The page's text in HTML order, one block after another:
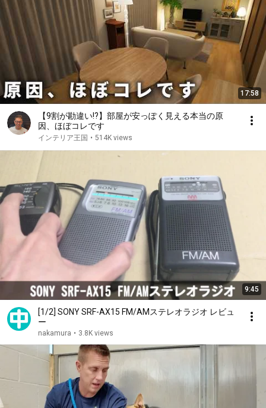
17:58
【9割が勘違い!?】部屋が安っぽく見える本当の原
因、ほぼコレです
インテリア王国 • 514K views
9:45
[1/2] SONY SRF-AX15 FM/AMステレオラジオ レビュ
ー
nakamura • 3.8K views